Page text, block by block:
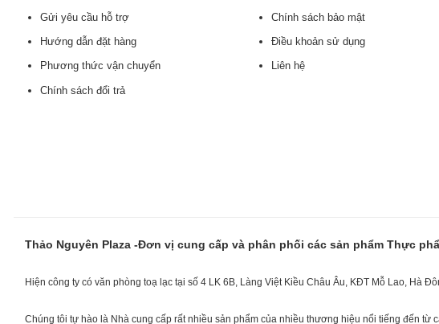
Gửi yêu cầu hỗ trợ
Hướng dẫn đặt hàng
Phương thức vận chuyển
Chính sách đổi trả
Chính sách bảo mật
Điều khoản sử dụng
Liên hệ
Thảo Nguyên Plaza -Đơn vị cung cấp và phân phối các sản phẩm Thực
Hiện công ty có văn phòng toạ lạc tại số 4 LK 6B, Làng Việt Kiều Châu Âu, KĐT Mỗ Lao, Hà
Chúng tôi tự hào là Nhà cung cấp rất nhiều sản phẩm của nhiều thương hiệu nổi tiếng đến từ